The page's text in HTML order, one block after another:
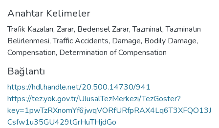
Anahtar Kelimeler
Trafik Kazaları, Zarar, Bedensel Zarar,Tazminat,Tazminatın
Belirlenmesi,Traffic Accidents, Damage, Bodily Damage,
Compensation, Determination of Compensation
Bağlantı
https://hdl.handle.net/20.500.14730/941
https://tez.yok.gov.tr/UlusalTezMerkezi/TezGoster?
key=1pwTzRXnomYf6jwqVORfURfpRAX4Lq6T3XFQO13J
Csfw1u35GU429tGrHuTHjdGo